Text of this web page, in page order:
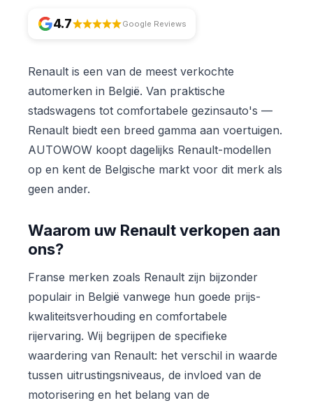
4.7 Google Reviews
Renault is een van de meest verkochte
automerken in België. Van praktische
stadswagens tot comfortabele gezinsauto's —
Renault biedt een breed gamma aan voertuigen.
AUTOWOW koopt dagelijks Renault-modellen
op en kent de Belgische markt voor dit merk als
geen ander.
Waarom uw Renault verkopen aan
ons?
Franse merken zoals Renault zijn bijzonder
populair in België vanwege hun goede prijs-
kwaliteitsverhouding en comfortabele
rijervaring. Wij begrijpen de specifieke
waardering van Renault: het verschil in waarde
tussen uitrustingsniveaus, de invloed van de
motorisering en het belang van de